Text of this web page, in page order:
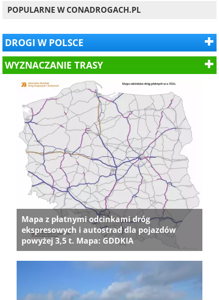
POPULARNE W CONADROGACH.PL
DROGI W POLSCE
WYZNACZANIE TRASY
Mapa z płatnymi odcinkami dróg
ekspresowych i autostrad dla pojazdów
powyżej 3,5 t. Mapa: GDDKIA